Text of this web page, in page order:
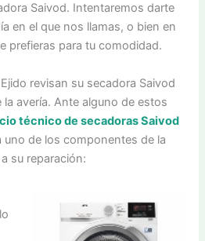
Saivod. Intentaremos darte
en el que nos llamas, o bien en
prefieras para tu comodidad.
revisan su secadora Saivod
avería. Ante alguno de estos
técnico de secadoras Saivod
uno de los componentes de la
su reparación: